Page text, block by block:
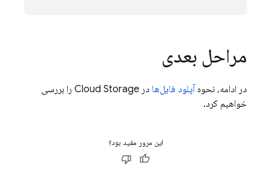
مراحل بعدی
در ادامه، نحوه آپلود فایل‌ها در Cloud Storage را بررسی
خواهیم کرد.
این مرور مفید بود؟